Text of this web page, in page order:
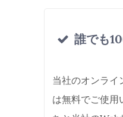
誰でも
当社のオンライ
は無料でご使用